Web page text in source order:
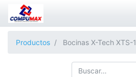
Productos Bocinas X-Tech XTS-